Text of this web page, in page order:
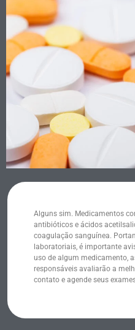
Alguns sim. Medicamentos
antibióticos e ácidos
coagulação sanguínea.
laboratoriais, é importante
uso de algum medicamento,
responsáveis avaliarão a
contato e agende seus